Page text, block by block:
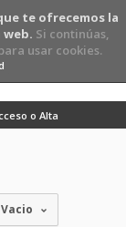
te ofrecemos la
Si continúas,
usar cookies.
o Alta
Vacio